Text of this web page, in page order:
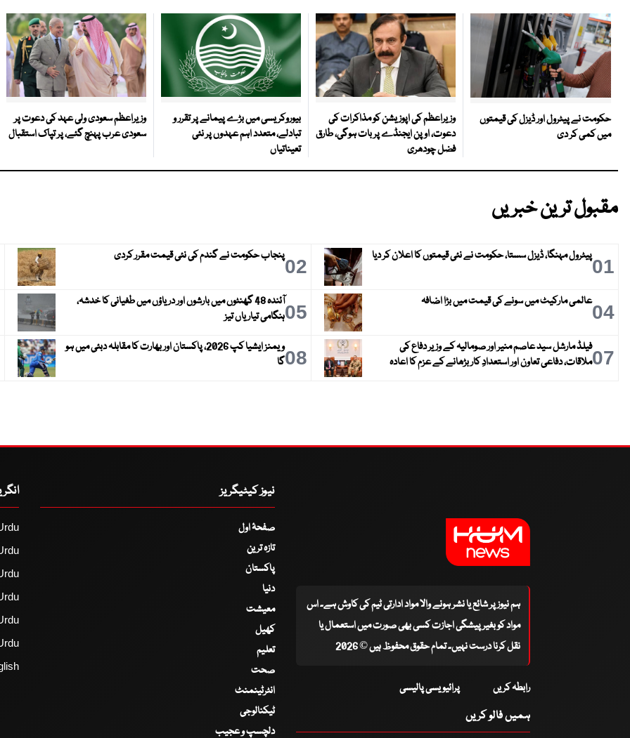
حکومت نے پیٹرول اور ڈیزل کی قیمتوں
میں کمی کر دی
وزیراعظم کی اپوزیشن کو مذاکرات کی
دعوت، اوپن ایجنڈے پر بات ہوگی، طارق
فضل چودھری
بیوروکریسی میں بڑے پیمانے پر تقرر و
تبادلے، متعدد اہم عہدوں پر نئی
تعیناتیاں
وزیراعظم سعودی ولی عہد کی دعوت پر
سعودی عرب پہنچ گئے، پر تپاک استقبال
مقبول ترین خبریں
01پیٹرول مہنگا، ڈیزل سستا، حکومت نے نئی قیمتوں کا اعلان کر دیا 02پنجاب حکومت نے گندم کی نئی قیمت مقرر کردی
04عالمی مارکیٹ میں سونے کی قیمت میں بڑا اضافہ 05
آئندہ 48 گھنٹوں میں بارشوں اور دریاؤں میں طغیانی کا خدشہ،
ہنگامی تیاریاں تیز
07فیلڈ مارشل سید عاصم منیر اور صومالیہ کے وزیر دفاع کی
ملاقات، دفاعی تعاون اور استعدادِ کار بڑھانے کے عزم کا اعادہ
08
ویمنز ایشیا کپ 2026، پاکستان اور بھارت کا مقابلہ دبئی میں ہو
گا
ہم نیوز پر شائع یا نشر ہونے والا مواد ادارتی ٹیم کی کاوش ہے۔ اس
مواد کو بغیر پیشگی اجازت کسی بھی صورت میں استعمال یا
نقل کرنا درست نہیں۔ تمام حقوق محفوظ ہیں © 2026
رابطہ کریں پرائیویسی پالیسی
ہمیں فالو کریں
نیوز کیٹیگریز
صفحۂ اول
تازہ ترین
پاکستان
دنیا
معیشت
کھیل
تعلیم
صحت
انٹرٹینمنٹ
ٹیکنالوجی
دلچسپ و عجیب